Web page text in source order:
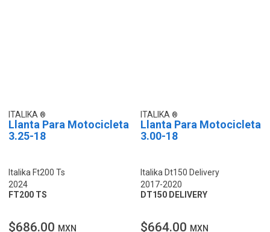
ITALIKA
Llanta Para Motocicleta
3.25-18
Italika Ft200 Ts
2024
FT200 TS
$686.00 MXN
ITALIKA
Llanta Para Motocicleta
3.00-18
Italika Dt150 Delivery
2017-2020
DT150 DELIVERY
$664.00 MXN